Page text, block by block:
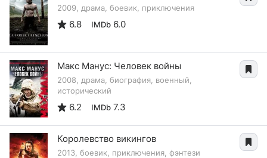
2009, драма, боевик, приключения
6.8 IMDb 6.0
Макс Манус: Человек войны
2008, драма, биография, военный,
исторический
6.2 IMDb 7.3
Королевство викингов
2013, боевик, приключения, фэнтези